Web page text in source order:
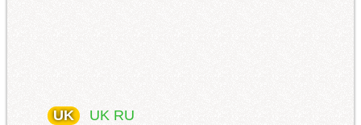
UK UK RU